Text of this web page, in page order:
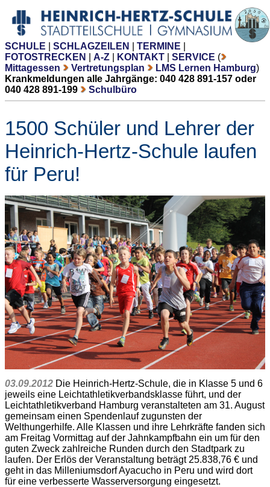
SCHULE SCHLAGZEILEN TERMINE
FOTOSTRECKEN
A-Z KONTAKT SERVICE (
Mittagessen
Vertretungsplan LMS Lernen Hamburg)
Krankmeldungen alle Jahrgänge: 040 428 891-157 oder
040 428 891-199
Schulbüro
1500 Schüler und Lehrer der
Heinrich-Hertz-Schule laufen
für Peru!
03.09.2012 Die Heinrich-Hertz-Schule, die in Klasse 5 und 6
jeweils eine Leichtathletikverbandsklasse führt, und der
Leichtathletikverband Hamburg veranstalteten am 31. August
gemeinsam einen Spendenlauf zugunsten der
Welthungerhilfe. Alle Klassen und ihre Lehrkräfte fanden sich
am Freitag Vormittag auf der Jahnkampfbahn ein um für den
guten Zweck zahlreiche Runden durch den Stadtpark zu
laufen. Der Erlös der Veranstaltung beträgt 25.838,76 € und
geht in das Milleniumsdorf Ayacucho in Peru und wird dort
für eine verbesserte Wasserversorgung eingesetzt.